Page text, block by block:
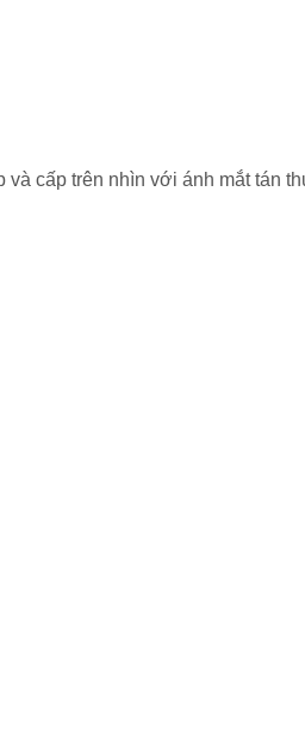
cấp trên nhìn với ánh mắt tán